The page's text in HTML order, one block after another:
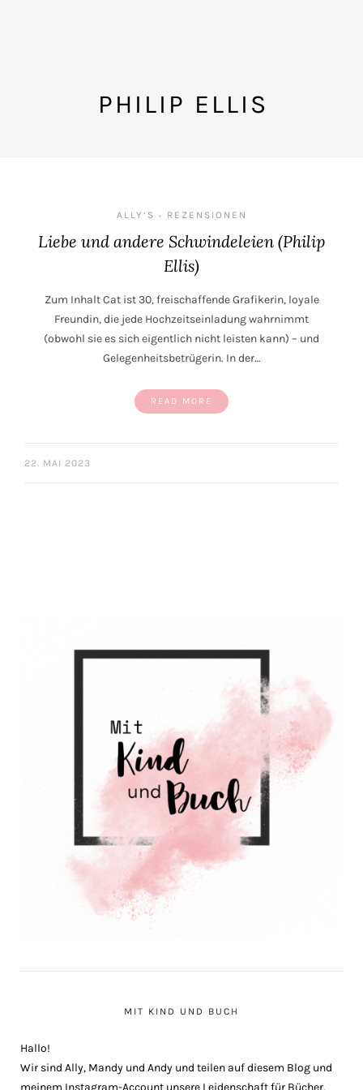
PHILIP ELLIS
ALLY‘S • REZENSIONEN
Liebe und andere Schwindeleien (Philip
Ellis)
Zum Inhalt Cat ist 30, freischaffende Grafikerin, loyale
Freundin, die jede Hochzeitseinladung wahrnimmt
(obwohl sie es sich eigentlich nicht leisten kann) – und
Gelegenheitsbetrügerin. In der…
READ MORE
22. MAI 2023
MIT KIND UND BUCH
Hallo!
Wir sind Ally, Mandy und Andy und teilen auf diesem Blog und
meinem Instagram-Account unsere Leidenschaft für Bücher.